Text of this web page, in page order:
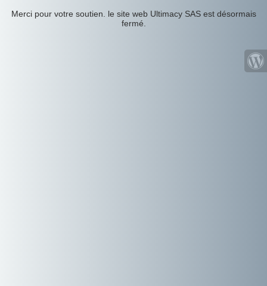
Merci pour votre soutien. le site web Ultimacy SAS est désormais
fermé.